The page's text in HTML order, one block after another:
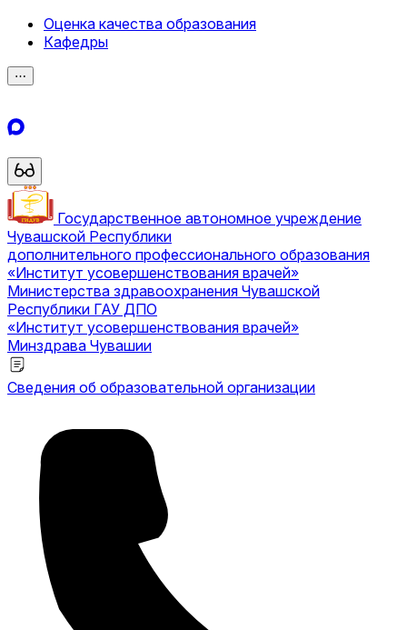
Оценка качества образования
Кафедры
⋯
Государственное автономное учреждение
Чувашской Республики
дополнительного профессионального образования
«Институт усовершенствования врачей»
Министерства здравоохранения Чувашской
Республики ГАУ ДПО
«Институт усовершенствования врачей»
Минздрава Чувашии
Сведения об образовательной организации